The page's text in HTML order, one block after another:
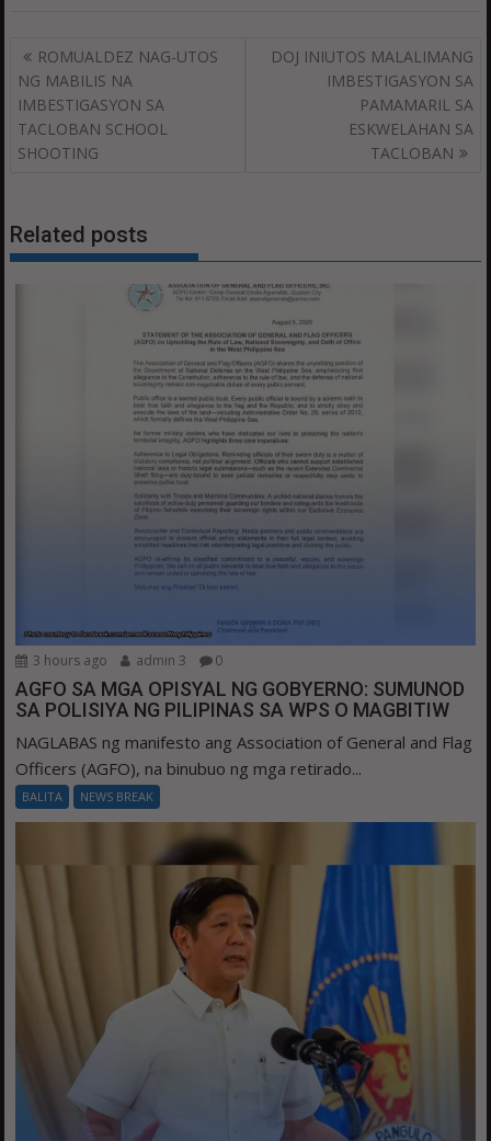
Post
navigation
ROMUALDEZ NAG-UTOS
NG MABILIS NA
IMBESTIGASYON SA
TACLOBAN SCHOOL
SHOOTING
DOJ INIUTOS MALALIMANG
IMBESTIGASYON SA
PAMAMARIL SA
ESKWELAHAN SA
TACLOBAN
Related posts
3 hours ago admin 3 0
AGFO SA MGA OPISYAL NG GOBYERNO: SUMUNOD
SA POLISIYA NG PILIPINAS SA WPS O MAGBITIW
NAGLABAS ng manifesto ang Association of General and Flag
Officers (AGFO), na binubuo ng mga retirado...
BALITA NEWS BREAK